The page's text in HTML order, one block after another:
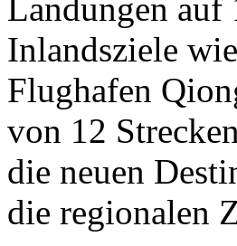
Landungen
Inlandsziele
Flughafen
von 12
die neuen
die regionalen